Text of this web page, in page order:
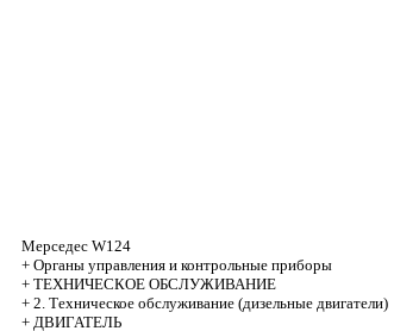
Мерседес W124
+ Органы управления и контрольные приборы
+ ТЕХНИЧЕСКОЕ ОБСЛУЖИВАНИЕ
+ 2. Техническое обслуживание (дизельные двигатели)
+ ДВИГАТЕЛЬ